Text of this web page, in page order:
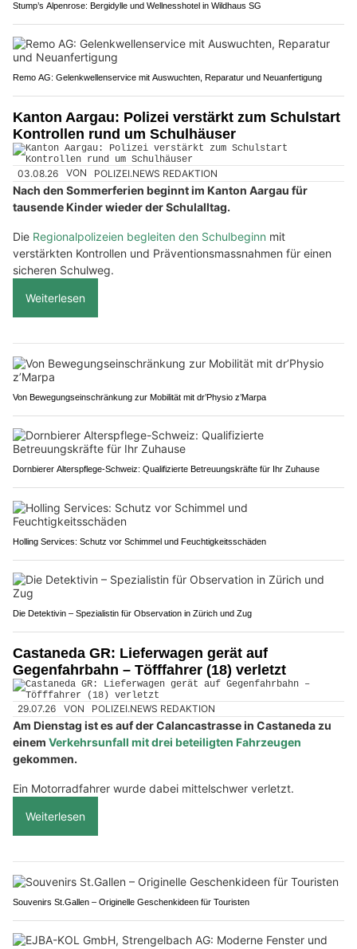
Stump’s Alpenrose: Bergidylle und Wellnesshotel in Wildhaus SG
Remo AG: Gelenkwellenservice mit Auswuchten, Reparatur und Neuanfertigung
Kanton Aargau: Polizei verstärkt zum Schulstart
Kontrollen rund um Schulhäuser
03.08.26 VON POLIZEI.NEWS REDAKTION
Nach den Sommerferien beginnt im Kanton Aargau für
tausende Kinder wieder der Schulalltag.
Die Regionalpolizeien begleiten den Schulbeginn mit
verstärkten Kontrollen und Präventionsmassnahmen für einen
sicheren Schulweg.
Weiterlesen
Von Bewegungseinschränkung zur Mobilität mit dr’Physio z’Marpa
Dornbierer Alterspflege-Schweiz: Qualifizierte Betreuungskräfte für Ihr Zuhause
Holling Services: Schutz vor Schimmel und Feuchtigkeitsschäden
Die Detektivin – Spezialistin für Observation in Zürich und Zug
Castaneda GR: Lieferwagen gerät auf
Gegenfahrbahn – Töfffahrer (18) verletzt
29.07.26 VON POLIZEI.NEWS REDAKTION
Am Dienstag ist es auf der Calancastrasse in Castaneda zu
einem Verkehrsunfall mit drei beteiligten Fahrzeugen
gekommen.
Ein Motorradfahrer wurde dabei mittelschwer verletzt.
Weiterlesen
Souvenirs St.Gallen – Originelle Geschenkideen für Touristen